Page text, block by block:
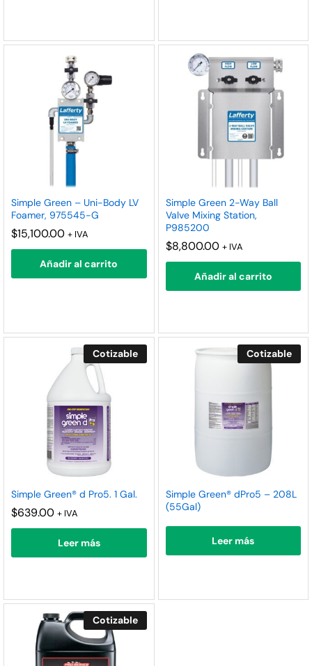
Simple Green – Uni-Body LV
Foamer, 975545-G
$15,100.00 + IVA
Añadir al carrito
Simple Green 2-Way Ball
Valve Mixing Station,
P985200
$8,800.00 + IVA
Añadir al carrito
Cotizable
Simple Green® d Pro5. 1 Gal.
$639.00 + IVA
Leer más
Cotizable
Simple Green® dPro5 – 208L
(55Gal)
Leer más
Cotizable